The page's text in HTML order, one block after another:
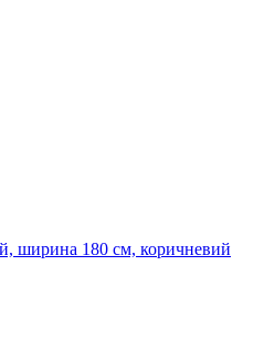
ширина 180 см, коричневий